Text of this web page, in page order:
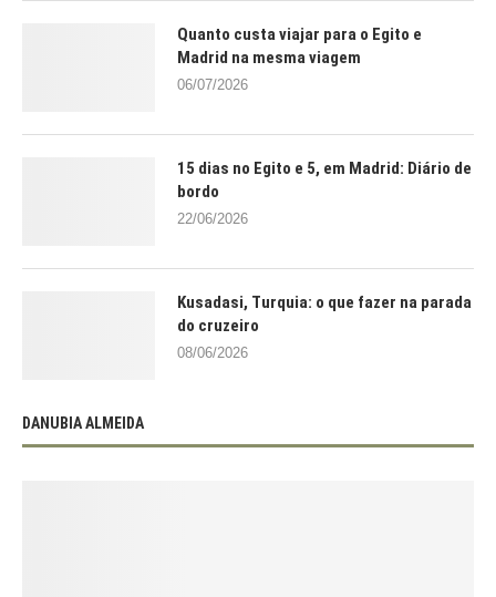
Quanto custa viajar para o Egito e
Madrid na mesma viagem
06/07/2026
15 dias no Egito e 5, em Madrid: Diário de
bordo
22/06/2026
Kusadasi, Turquia: o que fazer na parada
do cruzeiro
08/06/2026
DANUBIA ALMEIDA